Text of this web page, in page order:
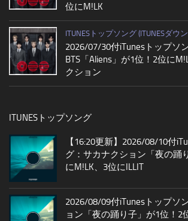
位にM!LK
ITUNESトップソング (ITUNESダウ
2026/07/30付iTunesトップソ
BTS「Aliens」が1位！2位に
クション
ITUNESトップソング
【16:20更新】2026/08/10付
グ：サカナクション「夜の踊
にM!LK、3位にILLIT
2026/08/09付iTunesトップソ
ョン「夜の踊り子」が1位！2